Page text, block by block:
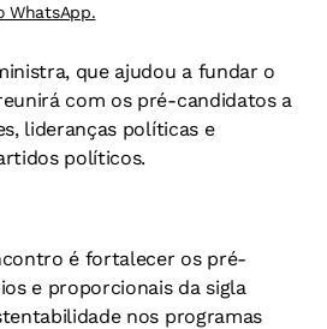
WhatsApp.
que ajudou a fundar o
com os pré-candidatos a
lideranças políticas e
políticos.
é fortalecer os pré-
e proporcionais da sigla
nos programas